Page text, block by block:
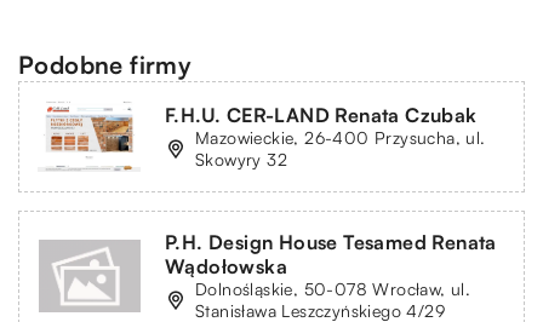
Podobne firmy
F.H.U. CER-LAND Renata Czubak
Mazowieckie, 26-400 Przysucha, ul.
Skowyry 32
P.H. Design House Tesamed Renata
Wądołowska
Dolnośląskie, 50-078 Wrocław, ul.
Stanisława Leszczyńskiego 4/29